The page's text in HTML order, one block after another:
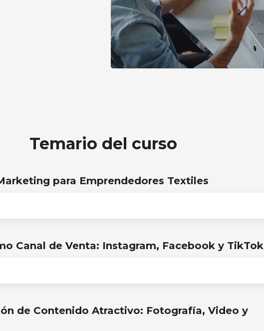
Temario del curso
para Emprendedores Textiles
Canal de Venta: Instagram, Facebook y TikTok
de Contenido Atractivo: Fotografía, Video y